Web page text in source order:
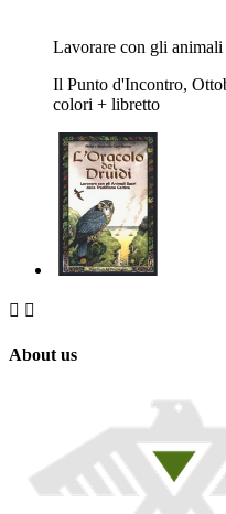
Lavorare con gli
Il Punto d'Incontro,
colori + libretto
 
About us